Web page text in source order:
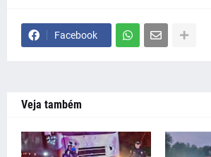
Facebook
Veja também